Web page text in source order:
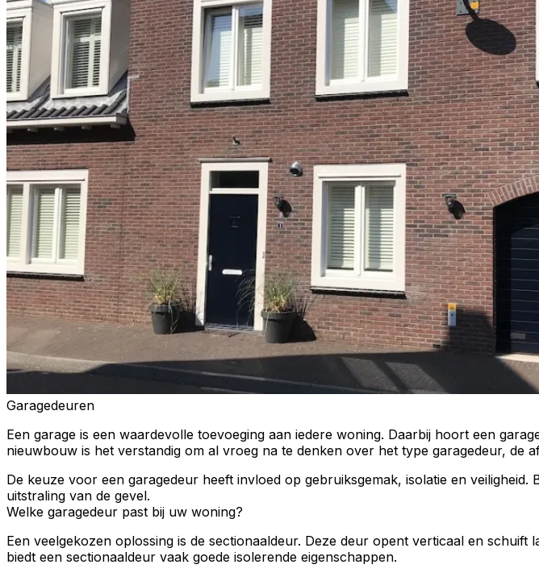
Garagedeuren
Een garage is een waardevolle toevoeging aan iedere woning. Daarbij hoort een
nieuwbouw is het verstandig om al vroeg na te denken over het type garagedeur, de
De keuze voor een garagedeur heeft invloed op gebruiksgemak, isolatie en
uitstraling van de gevel.
Welke garagedeur past bij uw woning?
Een veelgekozen oplossing is de sectionaaldeur. Deze deur opent verticaal en schuift
biedt een sectionaaldeur vaak goede isolerende eigenschappen.